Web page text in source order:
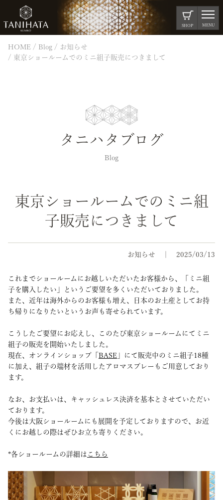
SHOP MENU
HOME Blog
お知らせ
東京ショールームでのミニ組子販売につきまして
タニハタブログ
Blog
東京ショールームでのミニ組
子販売につきまして
お知らせ 2025/03/13
これまでショールームにお越しいただいたお客様から、「ミニ組
子を購入したい」というご要望を多くいただいておりました。
また、近年は海外からのお客様も増え、日本のお土産としてお持
ち帰りになりたいというお声も寄せられています。
こうしたご要望にお応えし、このたび東京ショールームにてミニ
組子の販売を開始いたしました。
現在、オンラインショップ「 BASE 」にて販売中のミニ組子18種
に加え、組子の端材を活用したアロマスプレーもご用意しており
ます。
なお、お支払いは、キャッシュレス決済を基本とさせていただい
ております。
今後は大阪ショールームにも展開を予定しておりますので、お近
くにお越しの際はぜひお立ち寄りください。
*各ショールームの詳細は こちら